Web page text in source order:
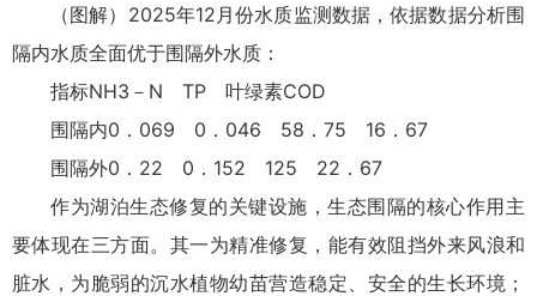
（图解）2025年12月份水质监测数据，依据数据分析围
隔内水质全面优于围隔外水质：
指标NH3－N TP 叶绿素COD
围隔内0．069 0．046 58．75 16．67
围隔外0．22 0．152 125 22．67
作为湖泊生态修复的关键设施，生态围隔的核心作用主
要体现在三方面。其一为精准修复，能有效阻挡外来风浪和
脏水，为脆弱的沉水植物幼苗营造稳定、安全的生长环境；